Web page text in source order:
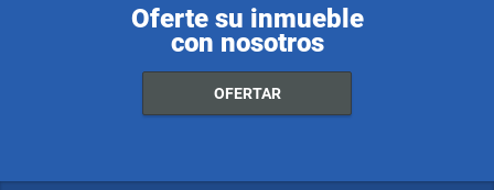
Oferte su inmueble
con nosotros
OFERTAR